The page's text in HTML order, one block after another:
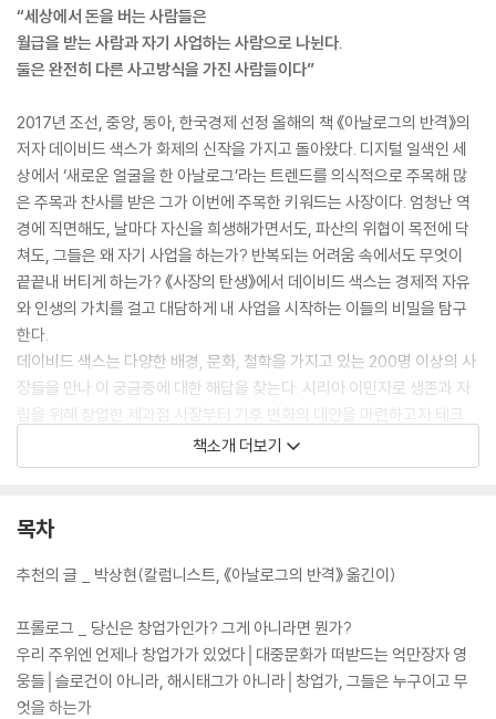
“세상에서 돈을 버는 사람들은
월급을 받는 사람과 자기 사업하는 사람으로 나뉜다.
둘은 완전히 다른 사고방식을 가진 사람들이다”
2017년 조선, 중앙, 동아, 한국경제 선정 올해의 책 《아날로그의 반격》의
저자 데이비드 색스가 화제의 신작을 가지고 돌아왔다. 디지털 일색인 세
상에서 ‘새로운 얼굴을 한 아날로그’라는 트렌드를 의식적으로 주목해 많
은 주목과 찬사를 받은 그가 이번에 주목한 키워드는 사장이다. 엄청난 역
경에 직면해도, 날마다 자신을 희생해가면서도, 파산의 위협이 목전에 닥
쳐도, 그들은 왜 자기 사업을 하는가? 반복되는 어려움 속에서도 무엇이
끝끝내 버티게 하는가? 《사장의 탄생》에서 데이비드 색스는 경제적 자유
와 인생의 가치를 걸고 대담하게 내 사업을 시작하는 이들의 비밀을 탐구
한다.
데이비드 색스는 다양한 배경, 문화, 철학을 가지고 있는 200명 이상의 사
장들을 만나 이 궁금증에 대한 해답을 찾는다. 시리아 이민자로 생존과 자
립을 위해 창업한 제과점 사장부터 기후 변화의 대안을 마련하고자 테크
회사를 설립한 70대 창업가에 이르기까지, 그가 만난 사장들은 업종도, 계
기도, 목적도 모두 다르다. 하지만 그들은 “내가 원하는 것을 원하는 때에
고 책임진다”는 점에서 닮아 있기도 하다.
“내가 내 이야기를 더 이상 믿지 못한다면, 이 사업은 내일 중단되겠지. 우
어?”(373p, 7장 21세기 카우보이는 무엇으로 사는가)
자신의 그릇이 리더와 멀다고 생각했지만 종업원지주제라는 모험을 통해
함께 기업 경영을 개선하고자 하는 모습, 가족 사업이라는 험난한 도전을
책소개 더보기
목차
추천의 글 _ 박상현(칼럼니스트, 《아날로그의 반격》 옮긴이)
프롤로그 _ 당신은 창업가인가? 그게 아니라면 뭔가?
우리 주위엔 언제나 창업가가 있었다│대중문화가 떠받드는 억만장자 영
웅들│슬로건이 아니라, 해시태그가 아니라│창업가, 그들은 누구이고 무
엇을 하는가